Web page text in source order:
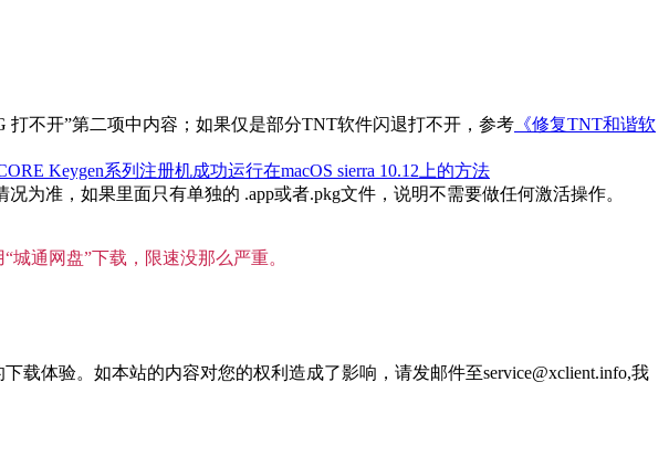
打不开”第二项中内容；如果仅是部分TNT软件闪退打不开，参考 《修复TNT和谐软
Keygen系列注册机成功运行在macOS sierra 10.12上的方法
为准，如果里面只有单独的 .app或者.pkg文件，说明不需要做任何激活操作。
通网盘”下载，限速没那么严重。
体验。如本站的内容对您的权利造成了影响，请发邮件至service@xclient.info,我